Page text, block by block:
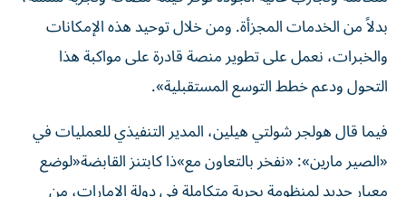
بدلاً من الخدمات المجزأة. ومن خلال توحيد هذه الإمكانات
والخبرات، نعمل على تطوير منصة قادرة على مواكبة هذا
التحول ودعم خطط التوسع المستقبلية».
فيما قال هولجر شولتي هيلين، المدير التنفيذي للعمليات في
«الصير مارين»: «نفخر بالتعاون مع»ذا كابتنز القابضة«لوضع